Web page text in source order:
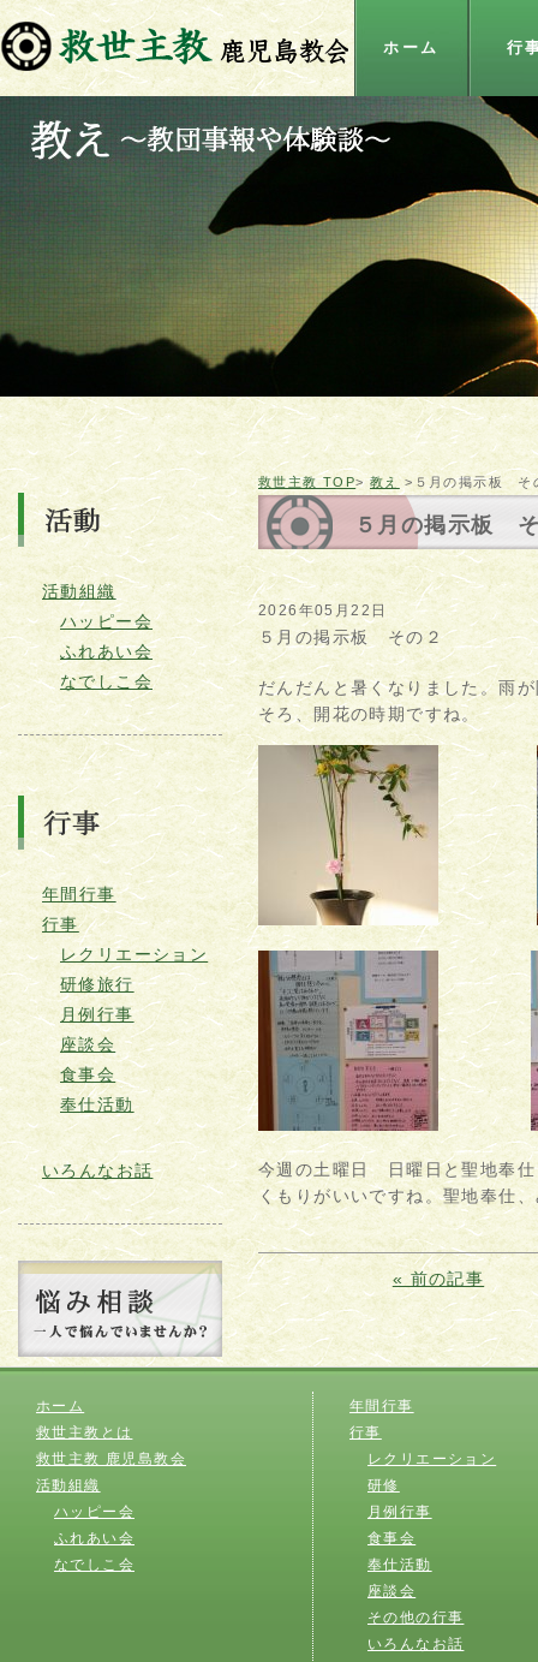
ホーム 行
活動組織
ハッピー会
ふれあい会
なでしこ会
年間行事
行事
レクリエーション
研修旅行
月例行事
座談会
食事会
奉仕活動
いろんなお話
救世主教 TOP>教え>５月の掲示板 そ
５月の掲示板
2026年05月22日
５月の掲示板 その２
だんだんと暑くなりました。雨
そろ、開花の時期ですね。
今週の土曜日 日曜日と聖地奉仕
くもりがいいですね。聖地奉仕
« 前の記事
ホーム
救世主教とは
救世主教 鹿児島教会
活動組織
ハッピー会
ふれあい会
なでしこ会
年間行事
行事
レクリエーション
研修
月例行事
食事会
奉仕活動
座談会
その他の行事
いろんなお話